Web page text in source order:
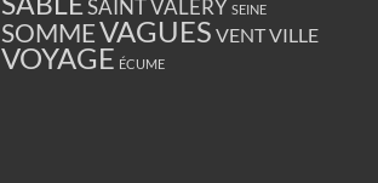
SAINT VALERY SEINE
SOMMEVAGUES VENTVILLE
VOYAGE ÉCUME